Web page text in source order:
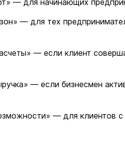
— для начинающих
— для тех
— если клиент
— если бизнесмен
— для клиентов
Спорт